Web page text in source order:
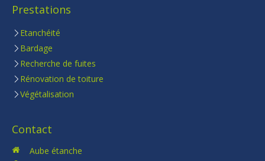
Prestations
Etanchéité
Bardage
Recherche de fuites
Rénovation de toiture
Végétalisation
Contact
Aube étanche